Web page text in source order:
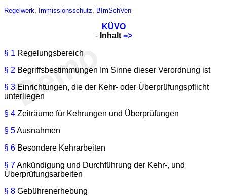
Regelwerk Immissionsschutz BImSchVen
KÜVO
- Inhalt =>
§ 1 Regelungsbereich
§ 2 Begriffsbestimmungen Im Sinne dieser Verordnung ist
§ 3 Einrichtungen, die der Kehr- oder Überprüfungspflicht
unterliegen
§ 4 Zeiträume für Kehrungen und Überprüfungen
§ 5Ausnahmen
§ 6 Besondere Kehrarbeiten
§ 7Ankündigung und Durchführung der Kehr-, und
Überprüfungsarbeiten
§ 8 Gebührenerhebung